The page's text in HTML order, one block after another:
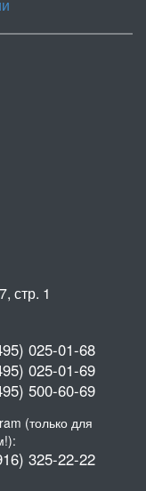
стр. 1
025-01-68
025-01-69
500-60-69
(только для
325-22-22